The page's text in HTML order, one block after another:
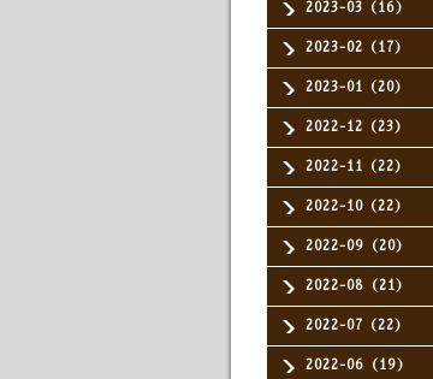
2023-03（16）
2023-02（17）
2023-01（20）
2022-12（23）
2022-11（22）
2022-10（22）
2022-09（20）
2022-08（21）
2022-07（22）
2022-06（19）